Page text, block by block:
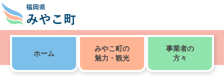
ホーム
みやこ町の
魅力・観光
事業者の
方々